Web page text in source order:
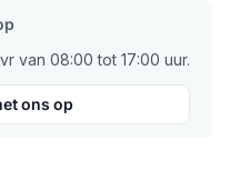
van 08:00 tot 17:00 uur.
ons op